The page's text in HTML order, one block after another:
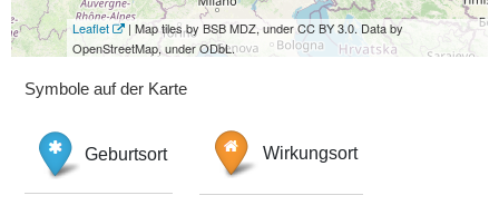
Leaflet
| Map tiles by BSB MDZ, under CC BY 3.0. Data by
OpenStreetMap, under ODbL.
Symbole auf der Karte
Geburtsort Wirkungsort